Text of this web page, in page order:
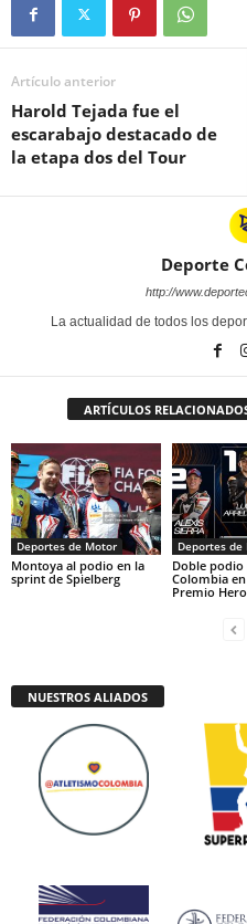
Artículo anterior
Harold Tejada fue el
escarabajo destacado de
la etapa dos del Tour
Deporte
http://
La actualidad de todos los
ARTÍCULOS
Deportes de Motor
Montoya al podio en la
sprint de Spielberg
Deportes de
Doble podio
Colombia
Premio Hero
NUESTROS ALIADOS